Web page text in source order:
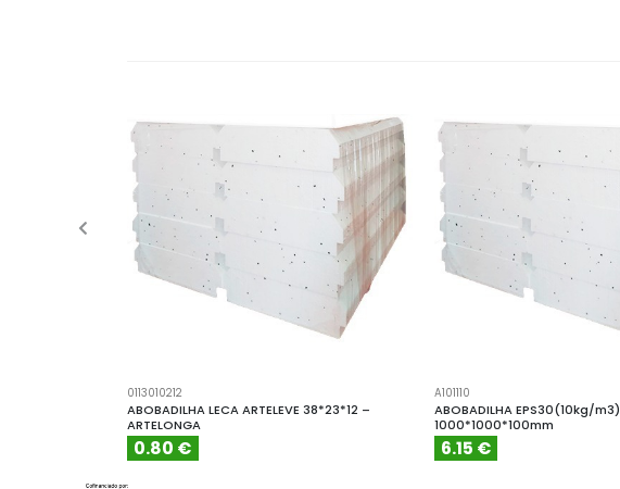
0113010212
ABOBADILHA LECA ARTELEVE 38*23*12 –
ARTELONGA
0.80 €
A101110
ABOBADILHA EPS30(10kg/m3)
1000*1000*100mm
6.15 €